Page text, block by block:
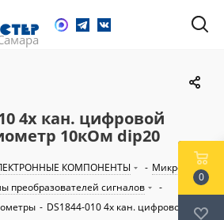
4х кан. цифровой
10кОм dip20
КОМПОНЕНТЫ - Микросхемы
преобразователей сигналов
-
- DS1844-010 4х кан. цифровой
0